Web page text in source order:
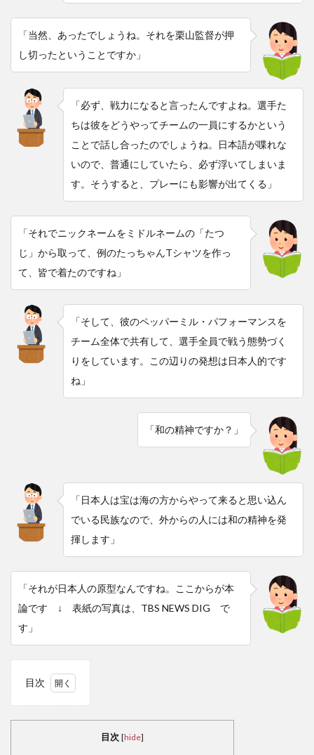
「当然、あったでしょうね。それを栗山監督が押
し切ったということですか」
「必ず、戦力になると言ったんですよね。選手た
ちは彼をどうやってチームの一員にするかという
ことで話し合ったのでしょうね。日本語が喋れな
いので、普通にしていたら、必ず浮いてしまいま
す。そうすると、プレーにも影響が出てくる」
「それでニックネームをミドルネームの「たつ
じ」から取って、例のたっちゃんTシャツを作っ
て、皆で着たのですね」
「そして、彼のペッパーミル・パフォーマンスを
チーム全体で共有して、選手全員で戦う態勢づく
りをしています。この辺りの発想は日本人的です
ね」
「和の精神ですか？」
「日本人は宝は海の方からやって来ると思い込ん
でいる民族なので、外からの人には和の精神を発
揮します」
「それが日本人の原型なんですね。ここからが本
論です ↓ 表紙の写真は、TBS NEWS DIG で
す」
目次
目次 [hide]